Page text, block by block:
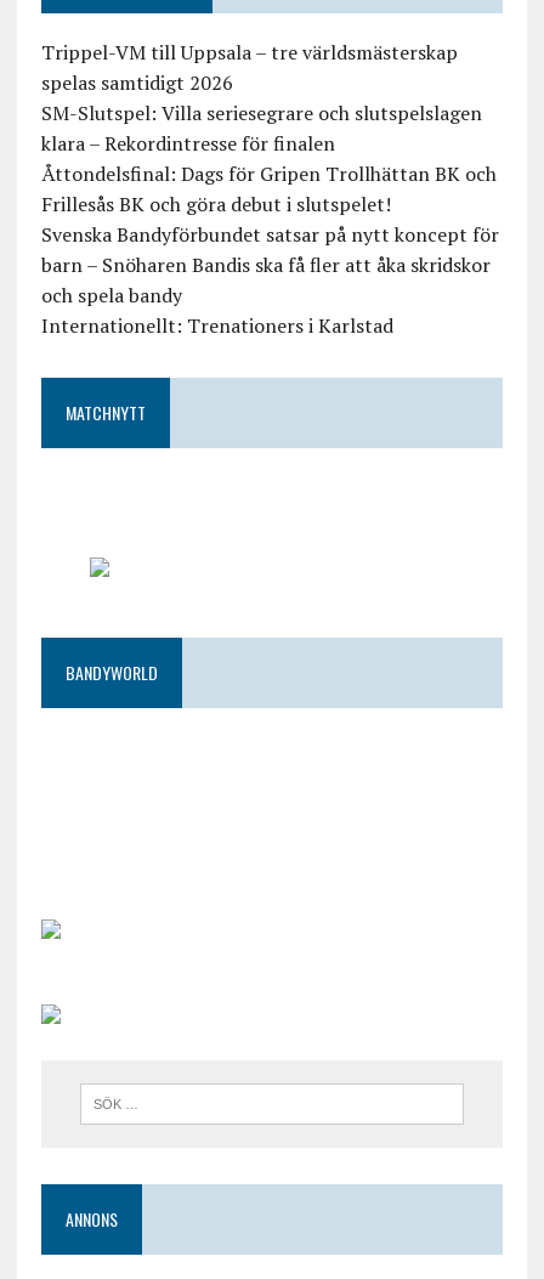
Trippel-VM till Uppsala – tre världsmästerskap
spelas samtidigt 2026
SM-Slutspel: Villa seriesegrare och slutspelslagen
klara – Rekordintresse för finalen
Åttondelsfinal: Dags för Gripen Trollhättan BK och
Frillesås BK och göra debut i slutspelet!
Svenska Bandyförbundet satsar på nytt koncept för
barn – Snöharen Bandis ska få fler att åka skridskor
och spela bandy
Internationellt: Trenationers i Karlstad
MATCHNYTT
BANDYWORLD
ANNONS